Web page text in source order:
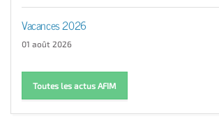
Vacances 2026
01 août 2026
Toutes les actus AFIM